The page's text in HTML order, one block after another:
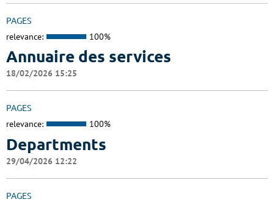
PAGES
relevance: 100%
Annuaire des services
18/02/2026 15:25
PAGES
relevance: 100%
Departments
29/04/2026 12:22
PAGES